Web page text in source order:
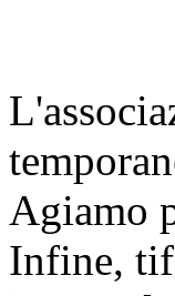
Agiamo
Infine,